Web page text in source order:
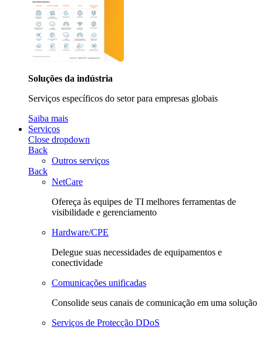
Soluções da indústria
Serviços específicos do setor para empresas globais
Saiba mais
Serviços
Close dropdown
Back
Outros serviços
Back
NetCare
Ofereça às equipes de TI melhores ferramentas de
visibilidade e gerenciamento
Hardware/CPE
Delegue suas necessidades de equipamentos e
conectividade
Comunicações unificadas
Consolide seus canais de comunicação em uma solução
Serviços de Protecção DDoS